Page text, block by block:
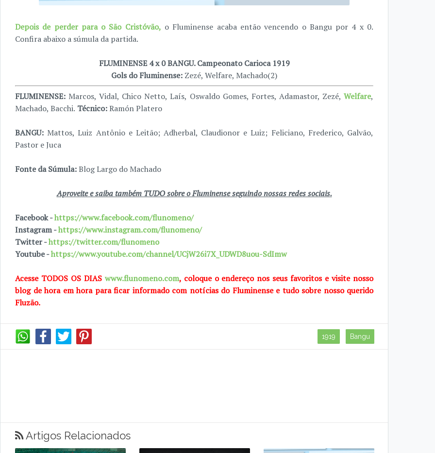
Depois de perder para o São Cristóvão, o Fluminense acaba então vencendo o Bangu por 4 x 0.
Confira abaixo a súmula da partida.
FLUMINENSE 4 x 0 BANGU. Campeonato Carioca 1919
Gols do Fluminense: Zezé, Welfare, Machado(2)
FLUMINENSE: Marcos, Vidal, Chico Netto, Laís, Oswaldo Gomes, Fortes, Adamastor, Zezé,Welfare,
Machado, Bacchi. Técnico:Ramón Platero
BANGU: Mattos, Luiz Antônio e Leitão; Adherbal, Claudionor e Luiz; Feliciano, Frederico, Galvão,
Pastor e Juca
Fonte da Súmula:Blog Largo do Machado
Aproveite e saiba também TUDO sobre o Fluminense seguindo nossas redes sociais.
Facebook -https://www.facebook.com/flunomeno/
Instagram -https://www.instagram.com/flunomeno/
Twitter -https://twitter.com/flunomeno
Youtube -https://www.youtube.com/channel/UCjW26i7X_UDWD8uou-SdImw
Acesse TODOS OS DIAS www.flunomeno.com, coloque o endereço nos seus favoritos e visite nosso
blog de hora em hora para ficar informado com notícias do Fluminense e tudo sobre nosso querido
Fluzão.
1919 Bangu
Artigos Relacionados